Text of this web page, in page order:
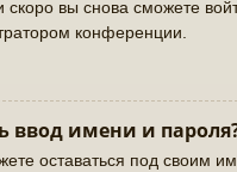
скоро вы снова сможете
конференции.
ввод имени и
оставаться под своим